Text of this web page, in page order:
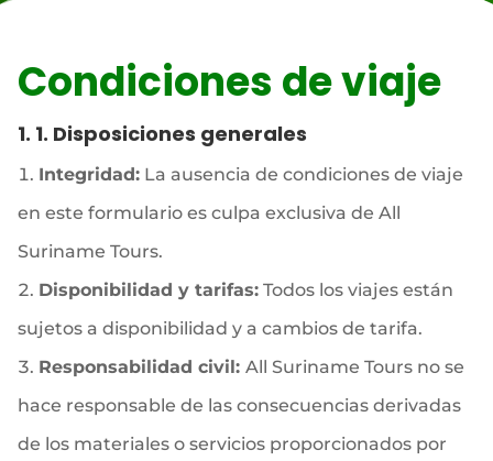
Condiciones de viaje
1. 1. Disposiciones generales
Integridad:La ausencia de condiciones de viaje
en este formulario es culpa exclusiva de All
Suriname Tours.
Disponibilidad y tarifas:Todos los viajes están
sujetos a disponibilidad y a cambios de tarifa.
Responsabilidad civil: All Suriname Tours no se
hace responsable de las consecuencias derivadas
de los materiales o servicios proporcionados por